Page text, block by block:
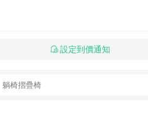
設定到價通知
躺椅摺疊椅